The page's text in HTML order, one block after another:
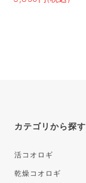
カテゴリから探す
活コオロギ
乾燥コオロギ